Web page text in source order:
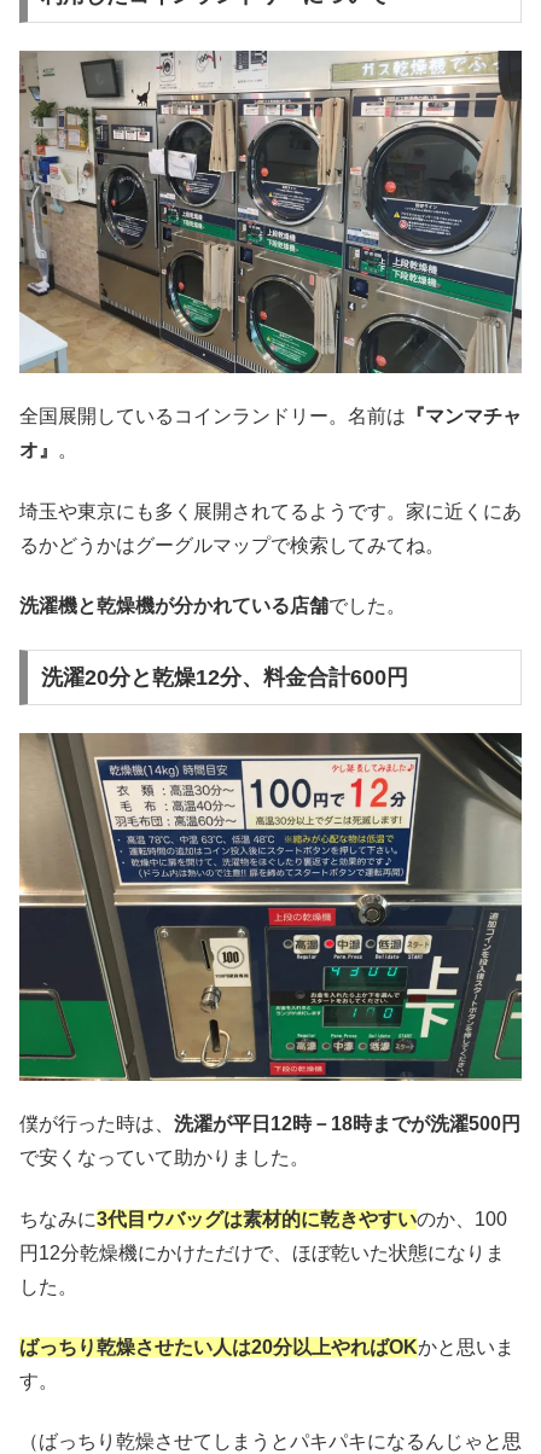
全国展開しているコインランドリー。名前は 『マンマチャ
オ』
。
埼玉や東京にも多く展開されてるようです。家に近くにあ
るかどうかはグーグルマップで検索してみてね。
洗濯機と乾燥機が分かれている店舗でした。
洗濯20分と乾燥12分、料金合計600円
僕が行った時は、 洗濯が平日12時－18時までが洗濯500円
で安くなっていて助かりました。
ちなみに3代目ウバッグは素材的に乾きやすいのか、100
円12分乾燥機にかけただけで、ほぼ乾いた状態になりま
した。
ばっちり乾燥させたい人は20分以上やればOKかと思いま
す。
（ばっちり乾燥させてしまうとパキパキになるんじゃと思